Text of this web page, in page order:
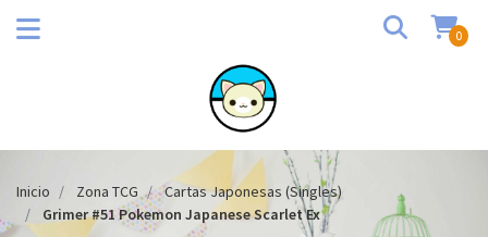
0
Inicio Zona TCG
Cartas Japonesas (Singles)
Grimer #51 Pokemon Japanese Scarlet Ex